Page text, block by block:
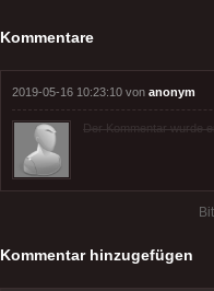
Kommentare
2019-05-16 10:23:10 von anonym
Der Kommentar wurde
Kommentar hinzugefügen